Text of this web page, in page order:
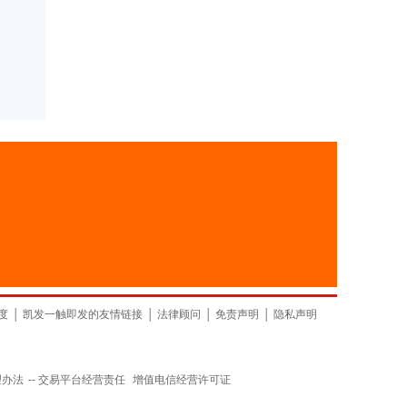
凯发一触即发的友情链接 法律顾问 免责声明
隐私声明
法 -- 交易平台经营责任 增值电信经营许可证